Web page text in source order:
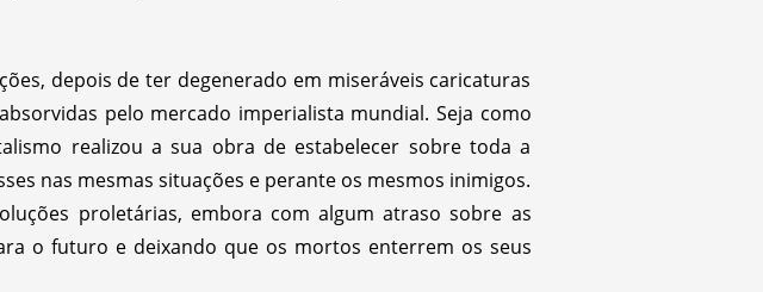
depois de ter degenerado em miseráveis caricaturas
pelo mercado imperialista mundial. Seja como
realizou a sua obra de estabelecer sobre toda a
nas mesmas situações e perante os mesmos inimigos.
proletárias, embora com algum atraso sobre as
o futuro e deixando que os mortos enterrem os seus